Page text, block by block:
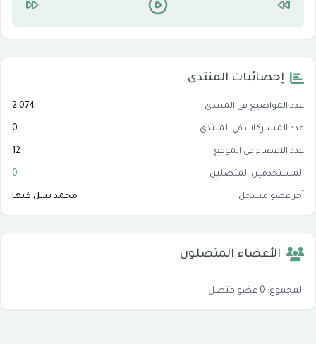
إحصائيات المنتدى
عدد المواضيع في المنتدى 2,074
عدد المشاركات في المنتدى 0
عدد الاعضاء في الموقع 12
المستخدمين المتصلين 0
آخر عضو مسجل محمد نبيل كبها
الأعضاء المتصلون
المجموع: 0 عضو متصل